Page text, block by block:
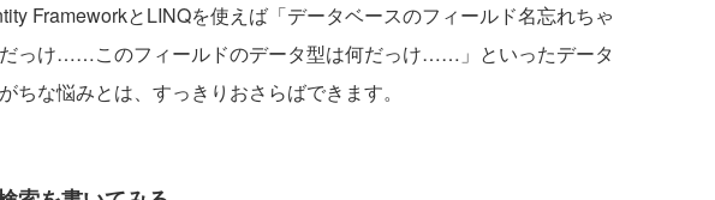
FrameworkとLINQを使えば「データベースのフィールド名忘れちゃ
っけ……このフィールドのデータ型は何だっけ……」といったデータ
ちな悩みとは、すっきりおさらばできます。